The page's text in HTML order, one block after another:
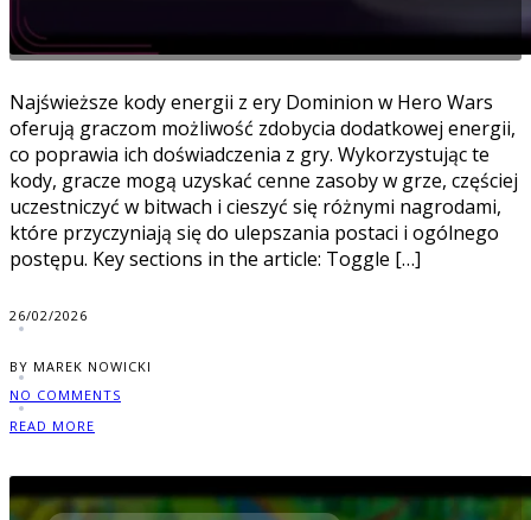
Najświeższe kody energii z ery Dominion w Hero Wars
oferują graczom możliwość zdobycia dodatkowej energii,
co poprawia ich doświadczenia z gry. Wykorzystując te
kody, gracze mogą uzyskać cenne zasoby w grze, częściej
uczestniczyć w bitwach i cieszyć się różnymi nagrodami,
które przyczyniają się do ulepszania postaci i ogólnego
postępu. Key sections in the article: Toggle […]
26/02/2026
BY MAREK NOWICKI
NO COMMENTS
READ MORE